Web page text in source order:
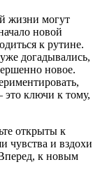
жизни могут
новой
к рутине.
догадывались,
новое.
это ключи к тому,
открыты к
чувства и вздохи
к новым